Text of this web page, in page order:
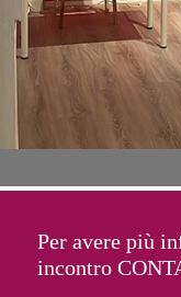
Per avere più
incontro